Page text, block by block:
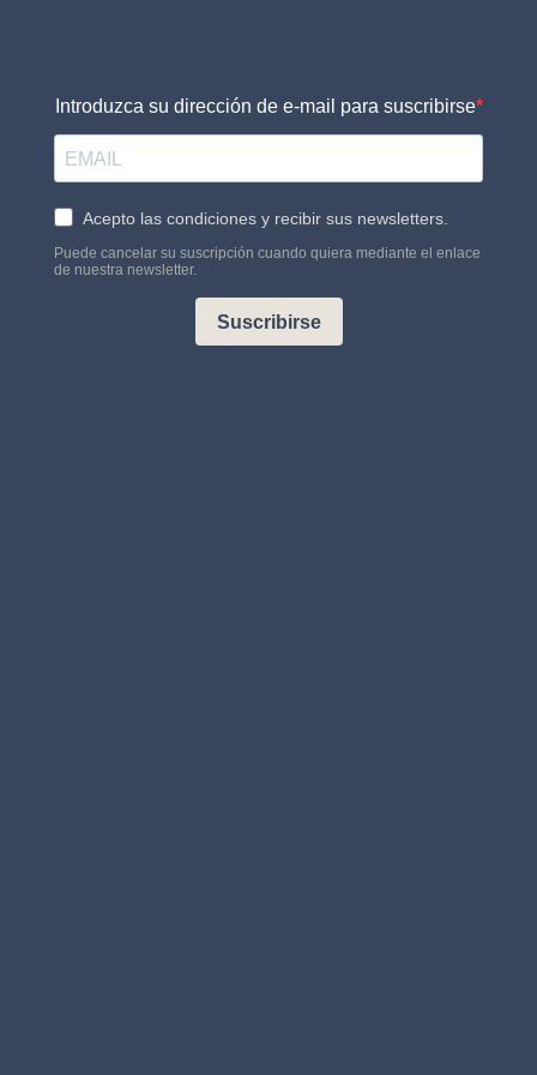
Introduzca su dirección de e-mail para suscribirse
Acepto las condiciones y recibir sus newsletters.
Puede cancelar su suscripción cuando quiera mediante el enlace
de nuestra newsletter.
Suscribirse